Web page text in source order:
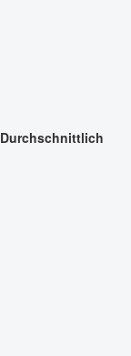
Durchschnittlich